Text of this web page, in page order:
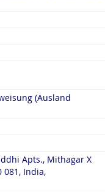
(Ausland
Apts., Mithagar X
081, India,